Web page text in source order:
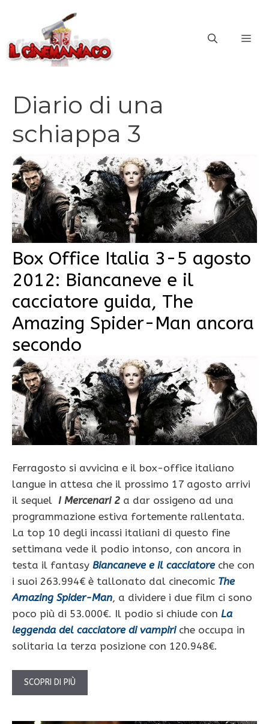
contenuto
Diario di una
schiappa 3
Box Office Italia 3-5 agosto
2012: Biancaneve e il
cacciatore guida, The
Amazing Spider-Man ancora
secondo
Ferragosto si avvicina e il box-office italiano
langue in attesa che il prossimo 17 agosto arrivi
il sequel I Mercenari 2 a dar ossigeno ad una
programmazione estiva fortemente rallentata.
La top 10 degli incassi italiani di questo fine
settimana vede il podio intonso, con ancora in
testa il fantasy Biancaneve e il cacciatore che con
i suoi 263.994€ è tallonato dal cinecomic The
Amazing Spider-Man, a dividere i due film ci sono
poco più di 53.000€. Il podio si chiude con La
leggenda del cacciatore di vampiri che occupa in
solitaria la terza posizione con 120.948€.
SCOPRI DI PIÙ